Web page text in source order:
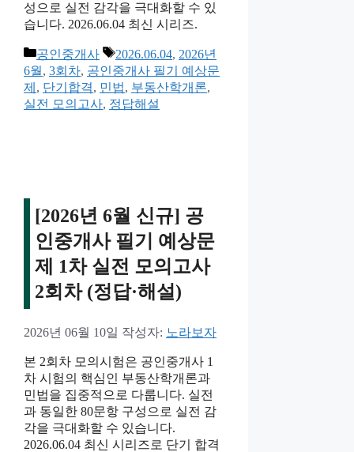
성으로 실전 감각을 극대화할 수 있
습니다. 2026.06.04 최신 시리즈.
카
테
고
리
공인중개사
태
그
2026.06.04, 2026년
6월, 3회차, 공인중개사 필기 예상문
제 , 단기합격, 민법, 부동산학개론,
실전 모의고사, 정답해설
[2026년 6월 신규] 공
인중개사 필기 예상문
제 1차 실전 모의고사
2회차 (정답·해설)
2026년 06월 10일 작성자: 노라보자
본 2회차 모의시험은 공인중개사 1
차 시험의 핵심인 부동산학개론과
민법을 집중적으로 다룹니다. 실전
과 동일한 80문항 구성으로 실전 감
각을 극대화할 수 있습니다.
2026.06.04 최신 시리즈로 단기 합격